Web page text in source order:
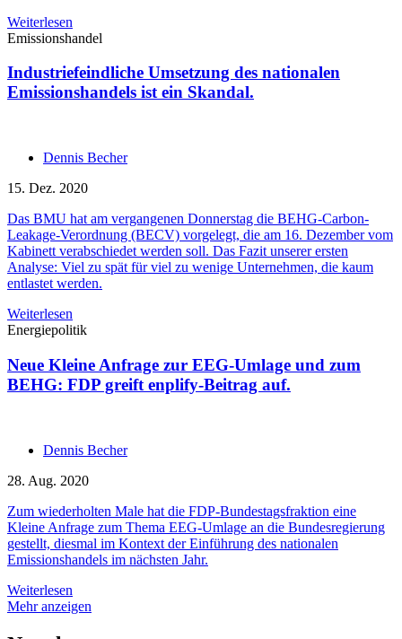
Weiterlesen
Emissionshandel
Industriefeindliche Umsetzung des nationalen
Emissionshandels ist ein Skandal.
Dennis Becher
15. Dez. 2020
Das BMU hat am vergangenen Donnerstag die BEHG-Carbon-
Leakage-Verordnung (BECV) vorgelegt, die am 16. Dezember vom
Kabinett verabschiedet werden soll. Das Fazit unserer ersten
Analyse: Viel zu spät für viel zu wenige Unternehmen, die kaum
entlastet werden.
Weiterlesen
Energiepolitik
Neue Kleine Anfrage zur EEG-Umlage und zum
BEHG: FDP greift enplify-Beitrag auf.
Dennis Becher
28. Aug. 2020
Zum wiederholten Male hat die FDP-Bundestagsfraktion eine
Kleine Anfrage zum Thema EEG-Umlage an die Bundesregierung
gestellt, diesmal im Kontext der Einführung des nationalen
Emissionshandels im nächsten Jahr.
Weiterlesen
Mehr anzeigen